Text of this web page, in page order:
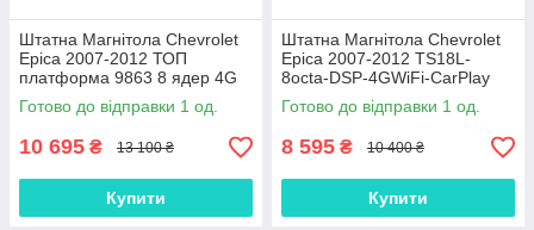
Штатна Магнітола Chevrolet
Epica 2007-2012 ТОП
платформа 9863 8 ядер 4G
DSP
Готово до відправки 1 од.
10 695 ₴ 13 100 ₴
Купити
Штатна Магнітола Chevrolet
Epica 2007-2012 TS18L-
8octa-DSP-4GWiFi-CarPlay
Готово до відправки 1 од.
8 595 ₴ 10 400 ₴
Купити